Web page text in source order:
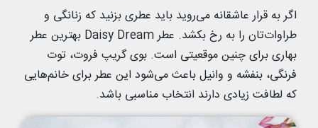
اگر به قرار عاشقانه می‌روید باید عطری بزنید که زنانگی و
طراوات‌تان را به رخ بکشد. عطر Daisy Dream بهترین عطر
بهاری برای چنین موقعیتی است. بوی گریپ فروت، توت
فرنگی، بنفشه و وانیل باعث می‌شود این عطر برای خانم‌هایی
که لطافت زیادی دارند انتخاب مناسبی باشد.